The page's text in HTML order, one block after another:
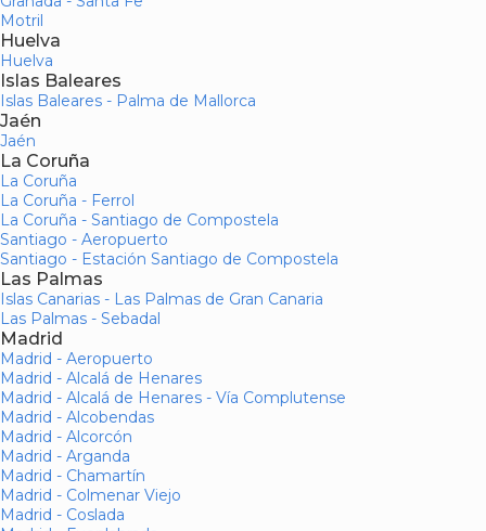
Motril
Huelva
Huelva
Islas Baleares
Islas Baleares - Palma de Mallorca
Jaén
Jaén
La Coruña
La Coruña
La Coruña - Ferrol
La Coruña - Santiago de Compostela
Santiago - Aeropuerto
Santiago - Estación Santiago de Compostela
Las Palmas
Islas Canarias - Las Palmas de Gran Canaria
Las Palmas - Sebadal
Madrid
Madrid - Aeropuerto
Madrid - Alcalá de Henares
Madrid - Alcalá de Henares - Vía Complutense
Madrid - Alcobendas
Madrid - Alcorcón
Madrid - Arganda
Madrid - Chamartín
Madrid - Colmenar Viejo
Madrid - Coslada